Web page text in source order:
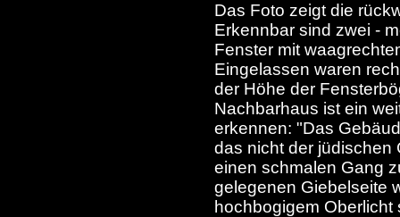
Das Foto zeigt die
Erkennbar sind zwei -
Fenster mit
Eingelassen waren
der Höhe der
Nachbarhaus ist ein
erkennen: "Das
das nicht der jüdischen
einen schmalen Gang
gelegenen Giebelseite
hochbogigem Oberlicht